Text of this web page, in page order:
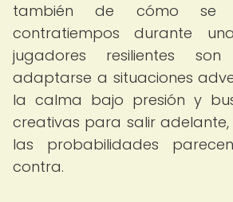
también de cómo se
contratiempos durante
jugadores resilientes
adaptarse a situaciones
la calma bajo presión y
creativas para salir
las probabilidades
contra.